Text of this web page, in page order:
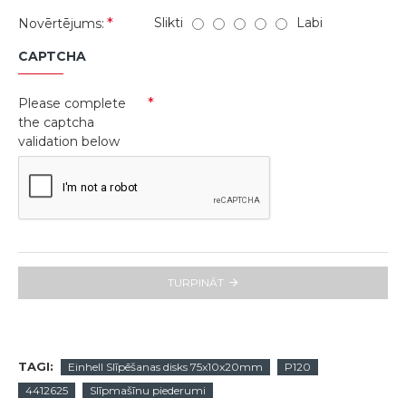
Novērtējums:
Slikti Labi
CAPTCHA
Please complete
the captcha
validation below
TURPINĀT
TAGI: Einhell Slīpēšanas disks 75x10x20mm
P120
4412625
Slīpmašīnu piederumi